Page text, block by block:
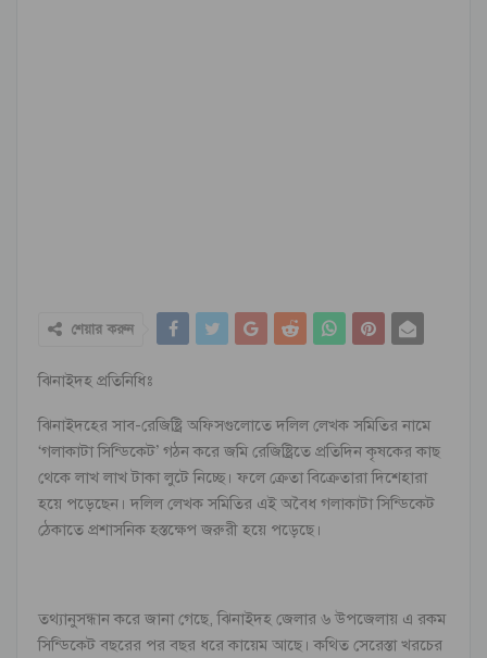
শেয়ার করুন
ঝিনাইদহ প্রতিনিধিঃ
ঝিনাইদহের সাব-রেজিষ্ট্রি অফিসগুলোতে দলিল লেখক সমিতির নামে
‘গলাকাটা সিন্ডিকেট’ গঠন করে জমি রেজিষ্ট্রিতে প্রতিদিন কৃষকের কাছ
থেকে লাখ লাখ টাকা লুটে নিচ্ছে। ফলে ক্রেতা বিক্রেতারা দিশেহারা
হয়ে পড়েছেন। দলিল লেখক সমিতির এই অবৈধ গলাকাটা সিন্ডিকেট
ঠেকাতে প্রশাসনিক হস্তক্ষেপ জরুরী হয়ে পড়েছে।
তথ্যানুসন্ধান করে জানা গেছে, ঝিনাইদহ জেলার ৬ উপজেলায় এ রকম
সিন্ডিকেট বছরের পর বছর ধরে কায়েম আছে। কথিত সেরেস্তা খরচের